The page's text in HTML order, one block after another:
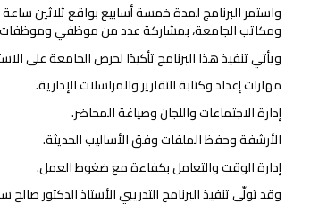
واستمر البرنامج لمدة خمسة أسابيع بواقع ثلاثين
ومكاتب الجامعة، بمشاركة عدد من موظفي وموظفات
ويأتي تنفيذ هذا البرنامج تأكيدًا لحرص الجامعة على
مهارات إعداد وكتابة التقارير والمراسلات الإدارية.
إدارة الاجتماعات واللجان وصياغة المحاضر.
الأرشفة وحفظ الملفات وفق الأساليب الحديثة.
إدارة الوقت والتعامل بكفاءة مع ضغوط العمل.
وقد تولّى تنفيذ البرنامج التدريبي الأستاذ الدكتور